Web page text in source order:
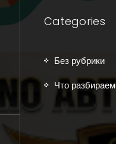
Categories
Без рубрики
Что разбираем